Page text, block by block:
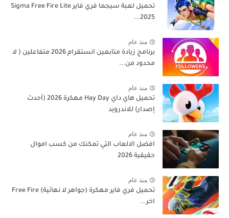
تحميل لعبة سيجما فري فاير Sigma Free Fire Lite
2025...
منذ عام
برنامج زيادة متابعين انستقرام 2026 متفاعلين ( لا
محدود من...
منذ عام
تحميل هاي داي Hay Day مهكرة 2026 (أحدث
إصدار) للاندرويد
منذ عام
افضل الالعاب التي تمكنك من كسب اموال
حقيقية 2026
منذ عام
تحميل فري فاير مهكرة (جواهر لا نهائية) Free Fire
اخر...